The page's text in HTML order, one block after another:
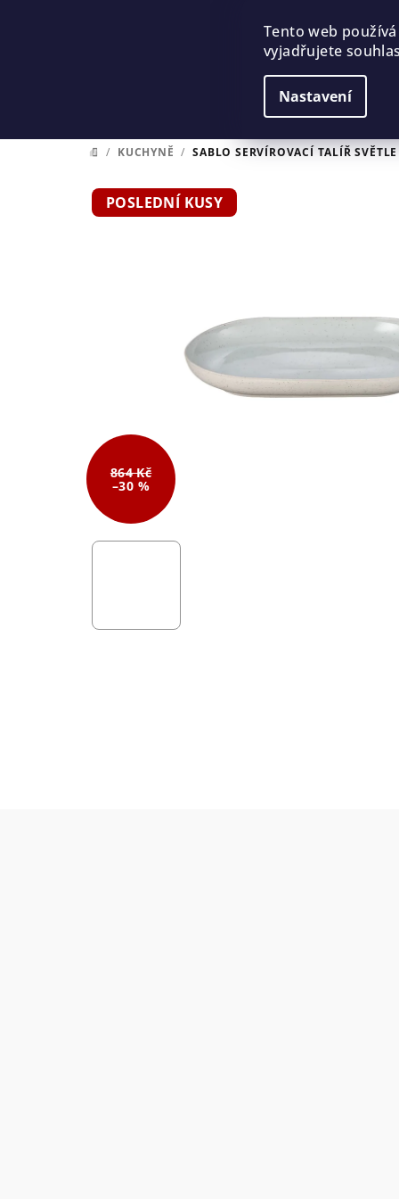
Tento web
vyjadřujete
Nastavení
DOMŮ
/ KUCHYNĚ / SABLO SERVÍROVACÍ TALÍŘ
POSLEDNÍ KUSY
864 Kč
–30 %